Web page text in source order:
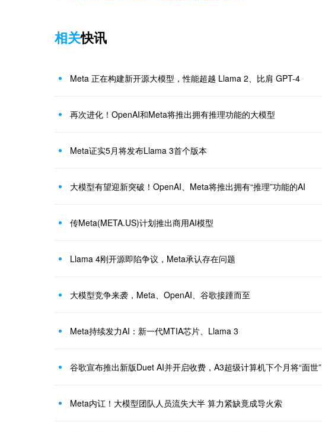
相关快讯
Meta 正在构建新开源大模型，性能超越 Llama 2、比肩 GPT-4
再次进化！OpenAI和Meta将推出拥有推理功能的大模型
Meta证实5月将发布Llama 3首个版本
大模型有望迎新突破！OpenAI、Meta将推出拥有“推理”功能的AI
传Meta(META.US)计划推出商用AI模型
Llama 4刚开源即陷争议，Meta承认存在问题
大模型竞争来袭，Meta、OpenAI、谷歌接踵而至
Meta持续发力AI：新一代MTIA芯片、Llama 3
谷歌宣布推出新版Duet AI并开启收费，A3超级计算机下个月将“面世”
Meta内讧！大模型团队人员流失大半 算力紧缺竟成导火索